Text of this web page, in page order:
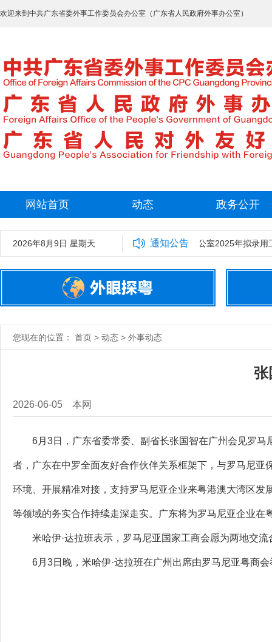
欢迎来到中共广东省委外事工作委员会办公室（广东省人民政府外事办公室）
网站首页 动态 政务公开
2026年8月9日 星期天 通知公告
中共广东省委外事工作委员会办公室2025年拟录用
您现在的位置： 首页 > 动态 > 外事动态
张
2026-06-05 本网
6月3日，广东省委常委、副省长张国智在广州会见罗马
者，广东在中罗全面友好合作伙伴关系框架下，与罗马尼
环境、开展精准对接，支持罗马尼亚企业来粤港澳大湾区
等领域的务实合作持续走深走实。广东将为罗马尼亚企业在
米哈伊·达拉班表示，罗马尼亚国家工商会愿为两地交流
6月3日晚，米哈伊·达拉班在广州出席由罗马尼亚粤商会